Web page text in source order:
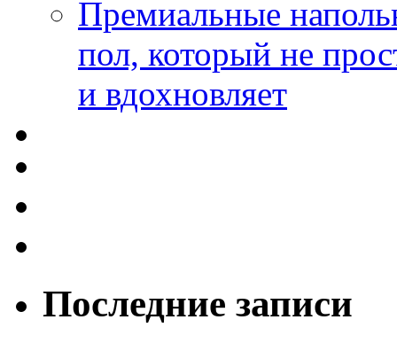
Премиальные
пол, который не
и вдохновляет
Последние записи